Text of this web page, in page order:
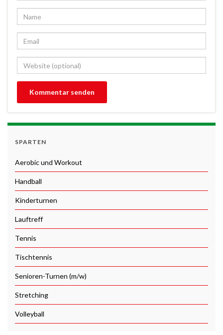
SPARTEN
Aerobic und Workout
Handball
Kinderturnen
Lauftreff
Tennis
Tischtennis
Senioren-Turnen (m/w)
Stretching
Volleyball